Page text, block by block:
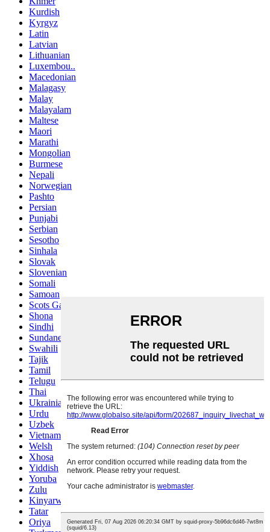
Kurdish
Kyrgyz
Latin
Latvian
Lithuanian
Luxembou..
Macedonian
Malagasy
Malay
Malayalam
Maltese
Maori
Marathi
Mongolian
Burmese
Nepali
Norwegian
Pashto
Persian
Punjabi
Serbian
Sesotho
Sinhala
Slovak
Slovenian
Somali
Samoan
Scots Gaelic
Shona
Sindhi
Sundanese
Swahili
Tajik
Tamil
Telugu
Thai
Ukrainian
Urdu
Uzbek
Vietnamese
Welsh
Xhosa
Yiddish
Yoruba
Zulu
Kinyarwanda
Tatar
Oriya